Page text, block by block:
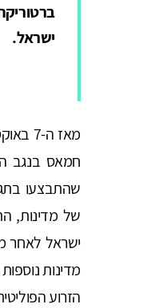
ישראל.
חמאס בנגב
שהתבצעו
ישראל לאחר
מדינות
הזרוע